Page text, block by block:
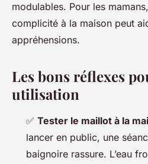
modulables. Pour les
complicité à la maison peut
appréhensions.
Les bons réflexes
utilisation
✅ Tester le maillot à la
lancer en public, une
baignoire rassure. L’eau